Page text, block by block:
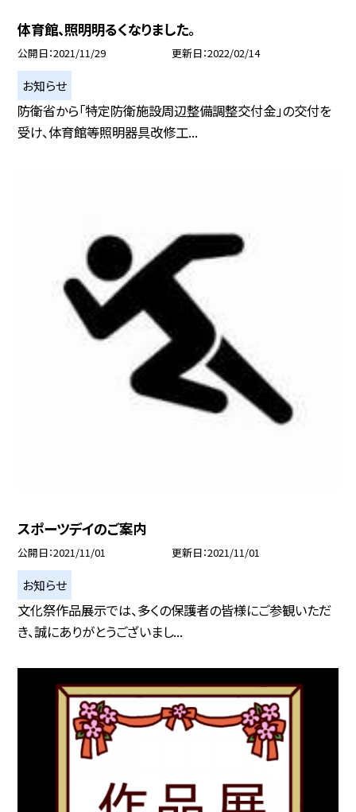
体育館、照明明るくなりました。
公開日 2021/11/29 更新日 2022/02/14
お知らせ
防衛省から「特定防衛施設周辺整備調整交付金」の交付を
受け、体育館等照明器具改修工...
スポーツデイのご案内
公開日 2021/11/01 更新日 2021/11/01
お知らせ
文化祭作品展示では、多くの保護者の皆様にご参観いただ
き、誠にありがとうございまし...